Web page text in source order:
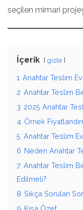
seçilen mimari
İçerik gizle
1 Anahtar Teslim
2 Anahtar Teslim
3 2025 Anahtar
4 Örnek
5 Anahtar Teslim
6 Neden Anahtar
7 Anahtar Teslim
Edilmeli?
8 Sıkça Sorulan
9 Kısa Özet